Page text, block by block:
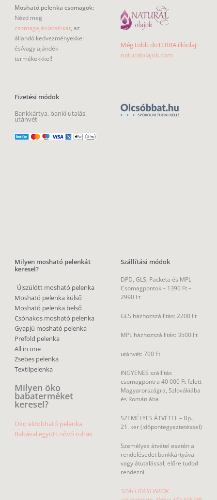
Mosható pelenka csomagok:
Nézd meg
csomagajánlatainkat, az
állandó kedvezményekkel
és/vagy ajándék
termékekkkel!
Fizetési módok
Bankkártya, banki utalás,
utánvét
Még több doTERRA illóolaj:
naturalolajok.com
Milyen mosható pelenkát
keresel?
Újszülött mosható pelenka
Mosható pelenka külső
Mosható pelenka belső
Csónakos mosható pelenka
Gyapjú mosható pelenka
Prefold pelenka
All in one
Zsebes pelenka
Textilpelenka
Milyen öko
babaterméket
keresel?
Öko eldobható pelenka
Babával együtt nővő ruhák
Szállítási módok
DPD, GLS, Packeta és MPL
Csomagpontok – 1390 Ft –
2990 Ft
GLS házhozszállítás: 2200 Ft
MPL házhozszállítás: 3500 Ft
utánvét: 700 Ft
INGYENES szállítás
csomagpontra 40 000 Ft felett
Magyarországra, Szlovákiába
és Romániába
SZEMÉLYES ÁTVÉTEL – Bp.,
21. ker (időpontegyeztetéssel)
Személyes átvétel esetén a
rendelésedet bankkártyával
vagy átutalással, előre tudod
rendezni.
SZÁLLÍTÁSI INFÓK